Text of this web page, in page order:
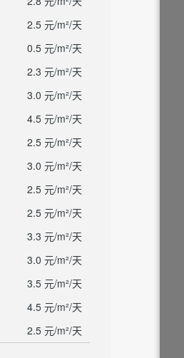
2.5 元/m²/天
0.5 元/m²/天
2.3 元/m²/天
3.0 元/m²/天
4.5 元/m²/天
2.5 元/m²/天
3.0 元/m²/天
2.5 元/m²/天
2.5 元/m²/天
3.3 元/m²/天
3.0 元/m²/天
3.5 元/m²/天
4.5 元/m²/天
2.5 元/m²/天